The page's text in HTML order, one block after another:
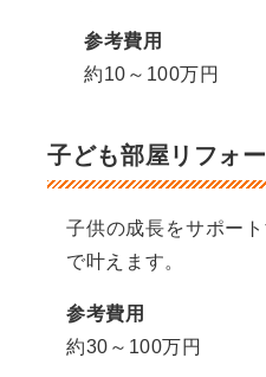
参考費用
約10～100万円
子ども部屋リフォ
子供の成長をサポー
で叶えます。
参考費用
約30～100万円